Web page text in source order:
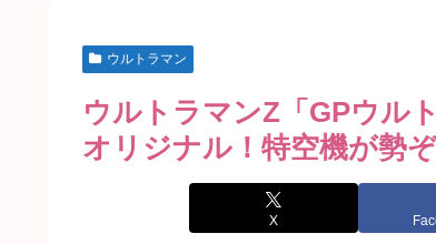
ウルトラマン
ウルトラマンZ「GPウル
オリジナル！特空機が勢
X